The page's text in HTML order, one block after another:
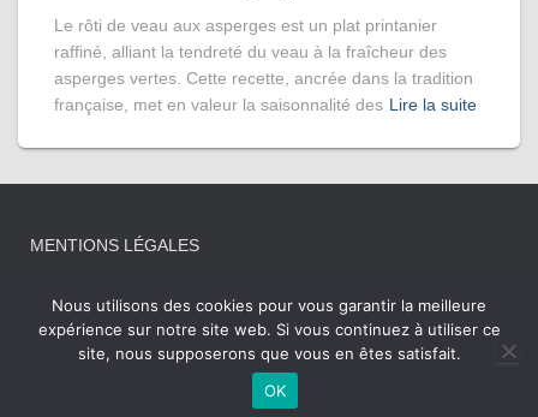
Le rôti de veau aux asperges est un plat printanier
raffiné, alliant la tendreté du veau à la fraîcheur des
asperges vertes. Cette recette, ancrée dans la tradition
française, met en valeur la saisonnalité des Lire la suite
MENTIONS LÉGALES
Hestia | Développé par
Nous utilisons des cookies pour vous garantir la meilleure
expérience sur notre site web. Si vous continuez à utiliser ce
site, nous supposerons que vous en êtes satisfait.
OK